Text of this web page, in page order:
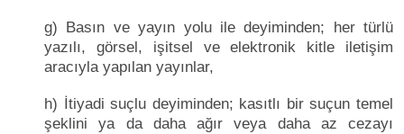
g) Basın ve yayın yolu ile deyiminden; her türlü
yazılı, görsel, işitsel ve elektronik kitle iletişim
aracıyla yapılan yayınlar,
h) İtiyadi suçlu deyiminden; kasıtlı bir suçun temel
şeklini ya da daha ağır veya daha az cezayı